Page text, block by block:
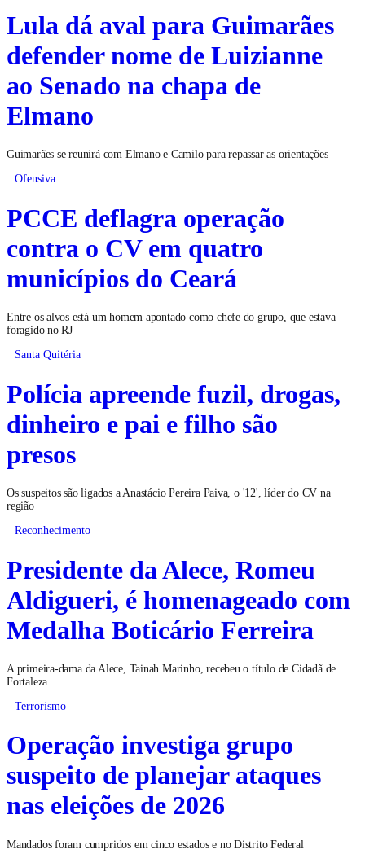
Lula dá aval para Guimarães
defender nome de Luizianne
ao Senado na chapa de
Elmano
Guimarães se reunirá com Elmano e Camilo para repassar as orientações
Ofensiva
PCCE deflagra operação
contra o CV em quatro
municípios do Ceará
Entre os alvos está um homem apontado como chefe do grupo, que estava
foragido no RJ
Santa Quitéria
Polícia apreende fuzil, drogas,
dinheiro e pai e filho são
presos
Os suspeitos são ligados a Anastácio Pereira Paiva, o '12', líder do CV na
região
Reconhecimento
Presidente da Alece, Romeu
Aldigueri, é homenageado com
Medalha Boticário Ferreira
A primeira-dama da Alece, Tainah Marinho, recebeu o título de Cidadã de
Fortaleza
Terrorismo
Operação investiga grupo
suspeito de planejar ataques
nas eleições de 2026
Mandados foram cumpridos em cinco estados e no Distrito Federal